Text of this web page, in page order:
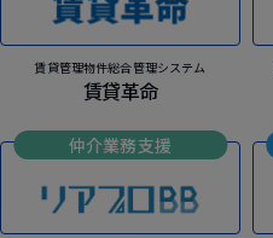
賃貸管理物件総合管理システム
賃貸革命
仲介業務支援